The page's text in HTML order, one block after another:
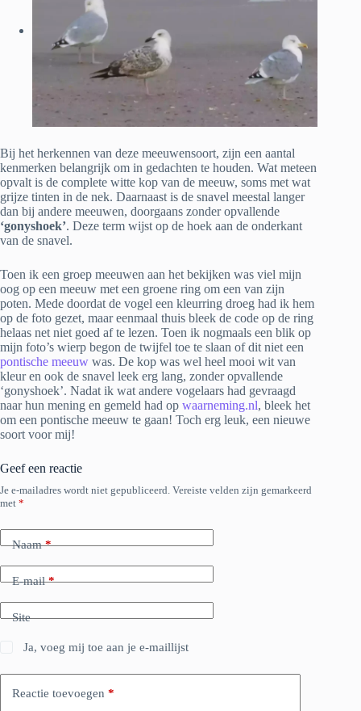
Bij het herkennen van deze meeuwensoort, zijn een aantal
kenmerken belangrijk om in gedachten te houden. Wat meteen
opvalt is de complete witte kop van de meeuw, soms met wat
grijze tinten in de nek. Daarnaast is de snavel meestal langer
dan bij andere meeuwen, doorgaans zonder opvallende
‘gonyshoek’. Deze term wijst op de hoek aan de onderkant
van de snavel.
Toen ik een groep meeuwen aan het bekijken was viel mijn
oog op een meeuw met een groene ring om een van zijn
poten. Mede doordat de vogel een kleurring droeg had ik hem
op de foto gezet, maar eenmaal thuis bleek de code op de ring
helaas net niet goed af te lezen. Toen ik nogmaals een blik op
mijn foto’s wierp begon de twijfel toe te slaan of dit niet een
pontische meeuw was. De kop was wel heel mooi wit van
kleur en ook de snavel leek erg lang, zonder opvallende
‘gonyshoek’. Nadat ik wat andere vogelaars had gevraagd
naar hun mening en gemeld had op waarneming.nl, bleek het
om een pontische meeuw te gaan! Toch erg leuk, een nieuwe
soort voor mij!
Geef een reactie
Je e-mailadres wordt niet gepubliceerd. Vereiste velden zijn gemarkeerd
met *
Naam*
E-mail*
Site
Ja, voeg mij toe aan je e-maillijst
Reactie toevoegen *